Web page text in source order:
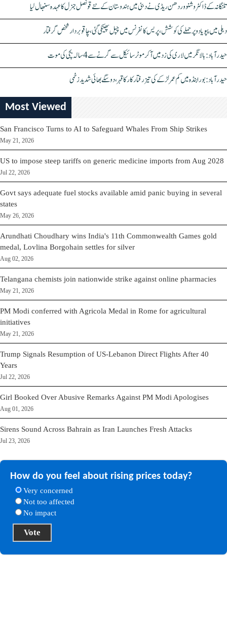
تلنگانہ کے ڈاکٹر وشنو وردھن ریڈی نے دبئی میں ہندوستان کے نئے قونصل جنرل کا عہدہ سنبھال لیا
دہلی میں پپو یادو پر حملے کی کوشش، پریس کانفرنس میں چپل پھینکی گئی، چاقو بردار شخص گرفتار
حیدرآباد: بالا نگر میں لاری کی زد میں آکر موٹرسائیکل سے گرنے سے 4 سالہ بچی کی موت
حیدرآباد: بورابنڈہ میں کم عمر لڑکے کی تیز رفتار کار کا قہر، دو سگے بھائی شدید زخمی
Most Viewed
San Francisco Turns to AI to Safeguard Whales From Ship Strikes
May 21, 2026
US to impose steep tariffs on generic medicine imports from Aug 2028
Jul 22, 2026
Govt says adequate fuel stocks available amid panic buying in several
states
May 26, 2026
Arundhati Choudhary wins India's 11th Commonwealth Games gold
medal, Lovlina Borgohain settles for silver
Aug 02, 2026
Telangana chemists join nationwide strike against online pharmacies
May 21, 2026
PM Modi conferred with Agricola Medal in Rome for agricultural
initiatives
May 21, 2026
Trump Signals Resumption of US-Lebanon Direct Flights After 40
Years
Jul 22, 2026
Girl Booked Over Abusive Remarks Against PM Modi Apologises
Aug 01, 2026
Sirens Sound Across Bahrain as Iran Launches Fresh Attacks
Jul 23, 2026
How do you feel about rising prices today?
Very concerned
Not too affected
No impact